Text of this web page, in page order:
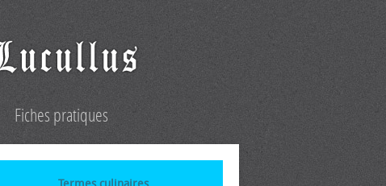
Fiches pratiques